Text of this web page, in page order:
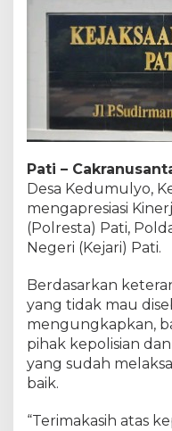
Pati –
Desa Kedumulyo,
mengapresiasi
(Polresta) Pati,
Negeri (Kejari) Pati.
Berdasarkan
yang tidak mau
mengungkapkan,
pihak kepolisian
yang sudah
baik.
“Terimakasih atas